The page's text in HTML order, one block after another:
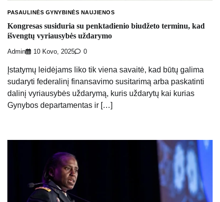
PASAULINĖS GYNYBINĖS NAUJIENOS
Kongresas susiduria su penktadienio biudžeto terminu, kad
išvengtų vyriausybės uždarymo
Admin 10 Kovo, 2025 0
Įstatymų leidėjams liko tik viena savaitė, kad būtų galima
sudaryti federalinį finansavimo susitarimą arba paskatinti
dalinį vyriausybės uždarymą, kuris uždarytų kai kurias
Gynybos departamentas ir […]